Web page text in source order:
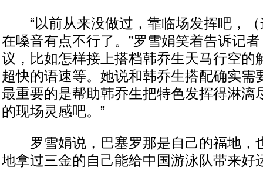
“以前从来没做过，靠临场发挥吧，（
在嗓音有点不行了。”罗雪娟笑着告诉记
议，比如怎样接上搭档韩乔生天马行空的
超快的语速等。她说和韩乔生搭配确实需
最重要的是帮助韩乔生把特色发挥得淋漓
的现场灵感吧。”
罗雪娟说，巴塞罗那是自己的福地，
地拿过三金的自己能给中国游泳队带来好